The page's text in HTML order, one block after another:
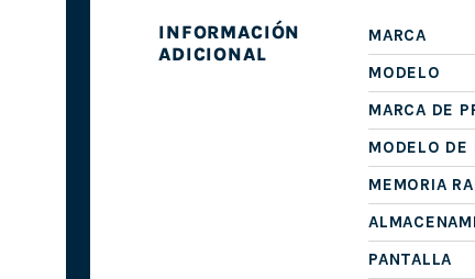
INFORMACIÓN
ADICIONAL
MARCA
MODELO
MARCA DE
MODELO DE
MEMORIA
PANTALLA